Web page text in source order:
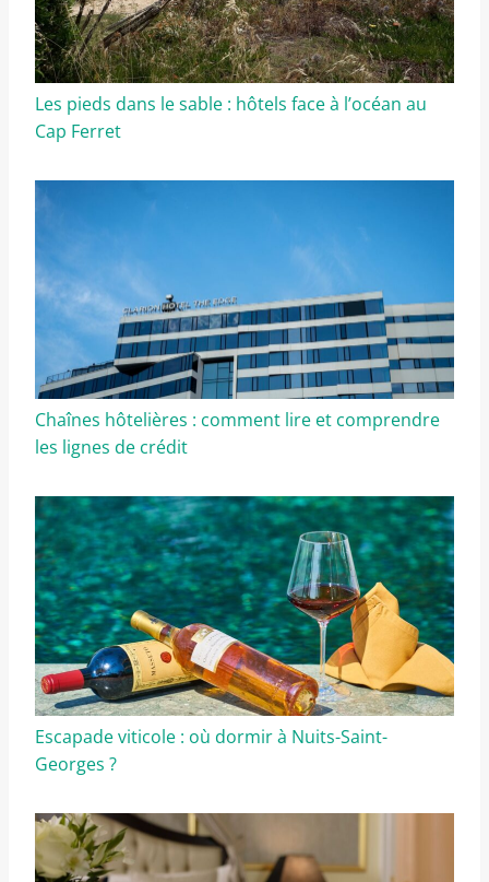
Les pieds dans le sable : hôtels face à l’océan au
Cap Ferret
Chaînes hôtelières : comment lire et comprendre
les lignes de crédit
Escapade viticole : où dormir à Nuits-Saint-
Georges ?